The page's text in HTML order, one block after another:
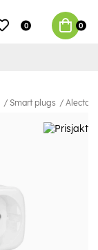
0 0
Smart plugs Alecto